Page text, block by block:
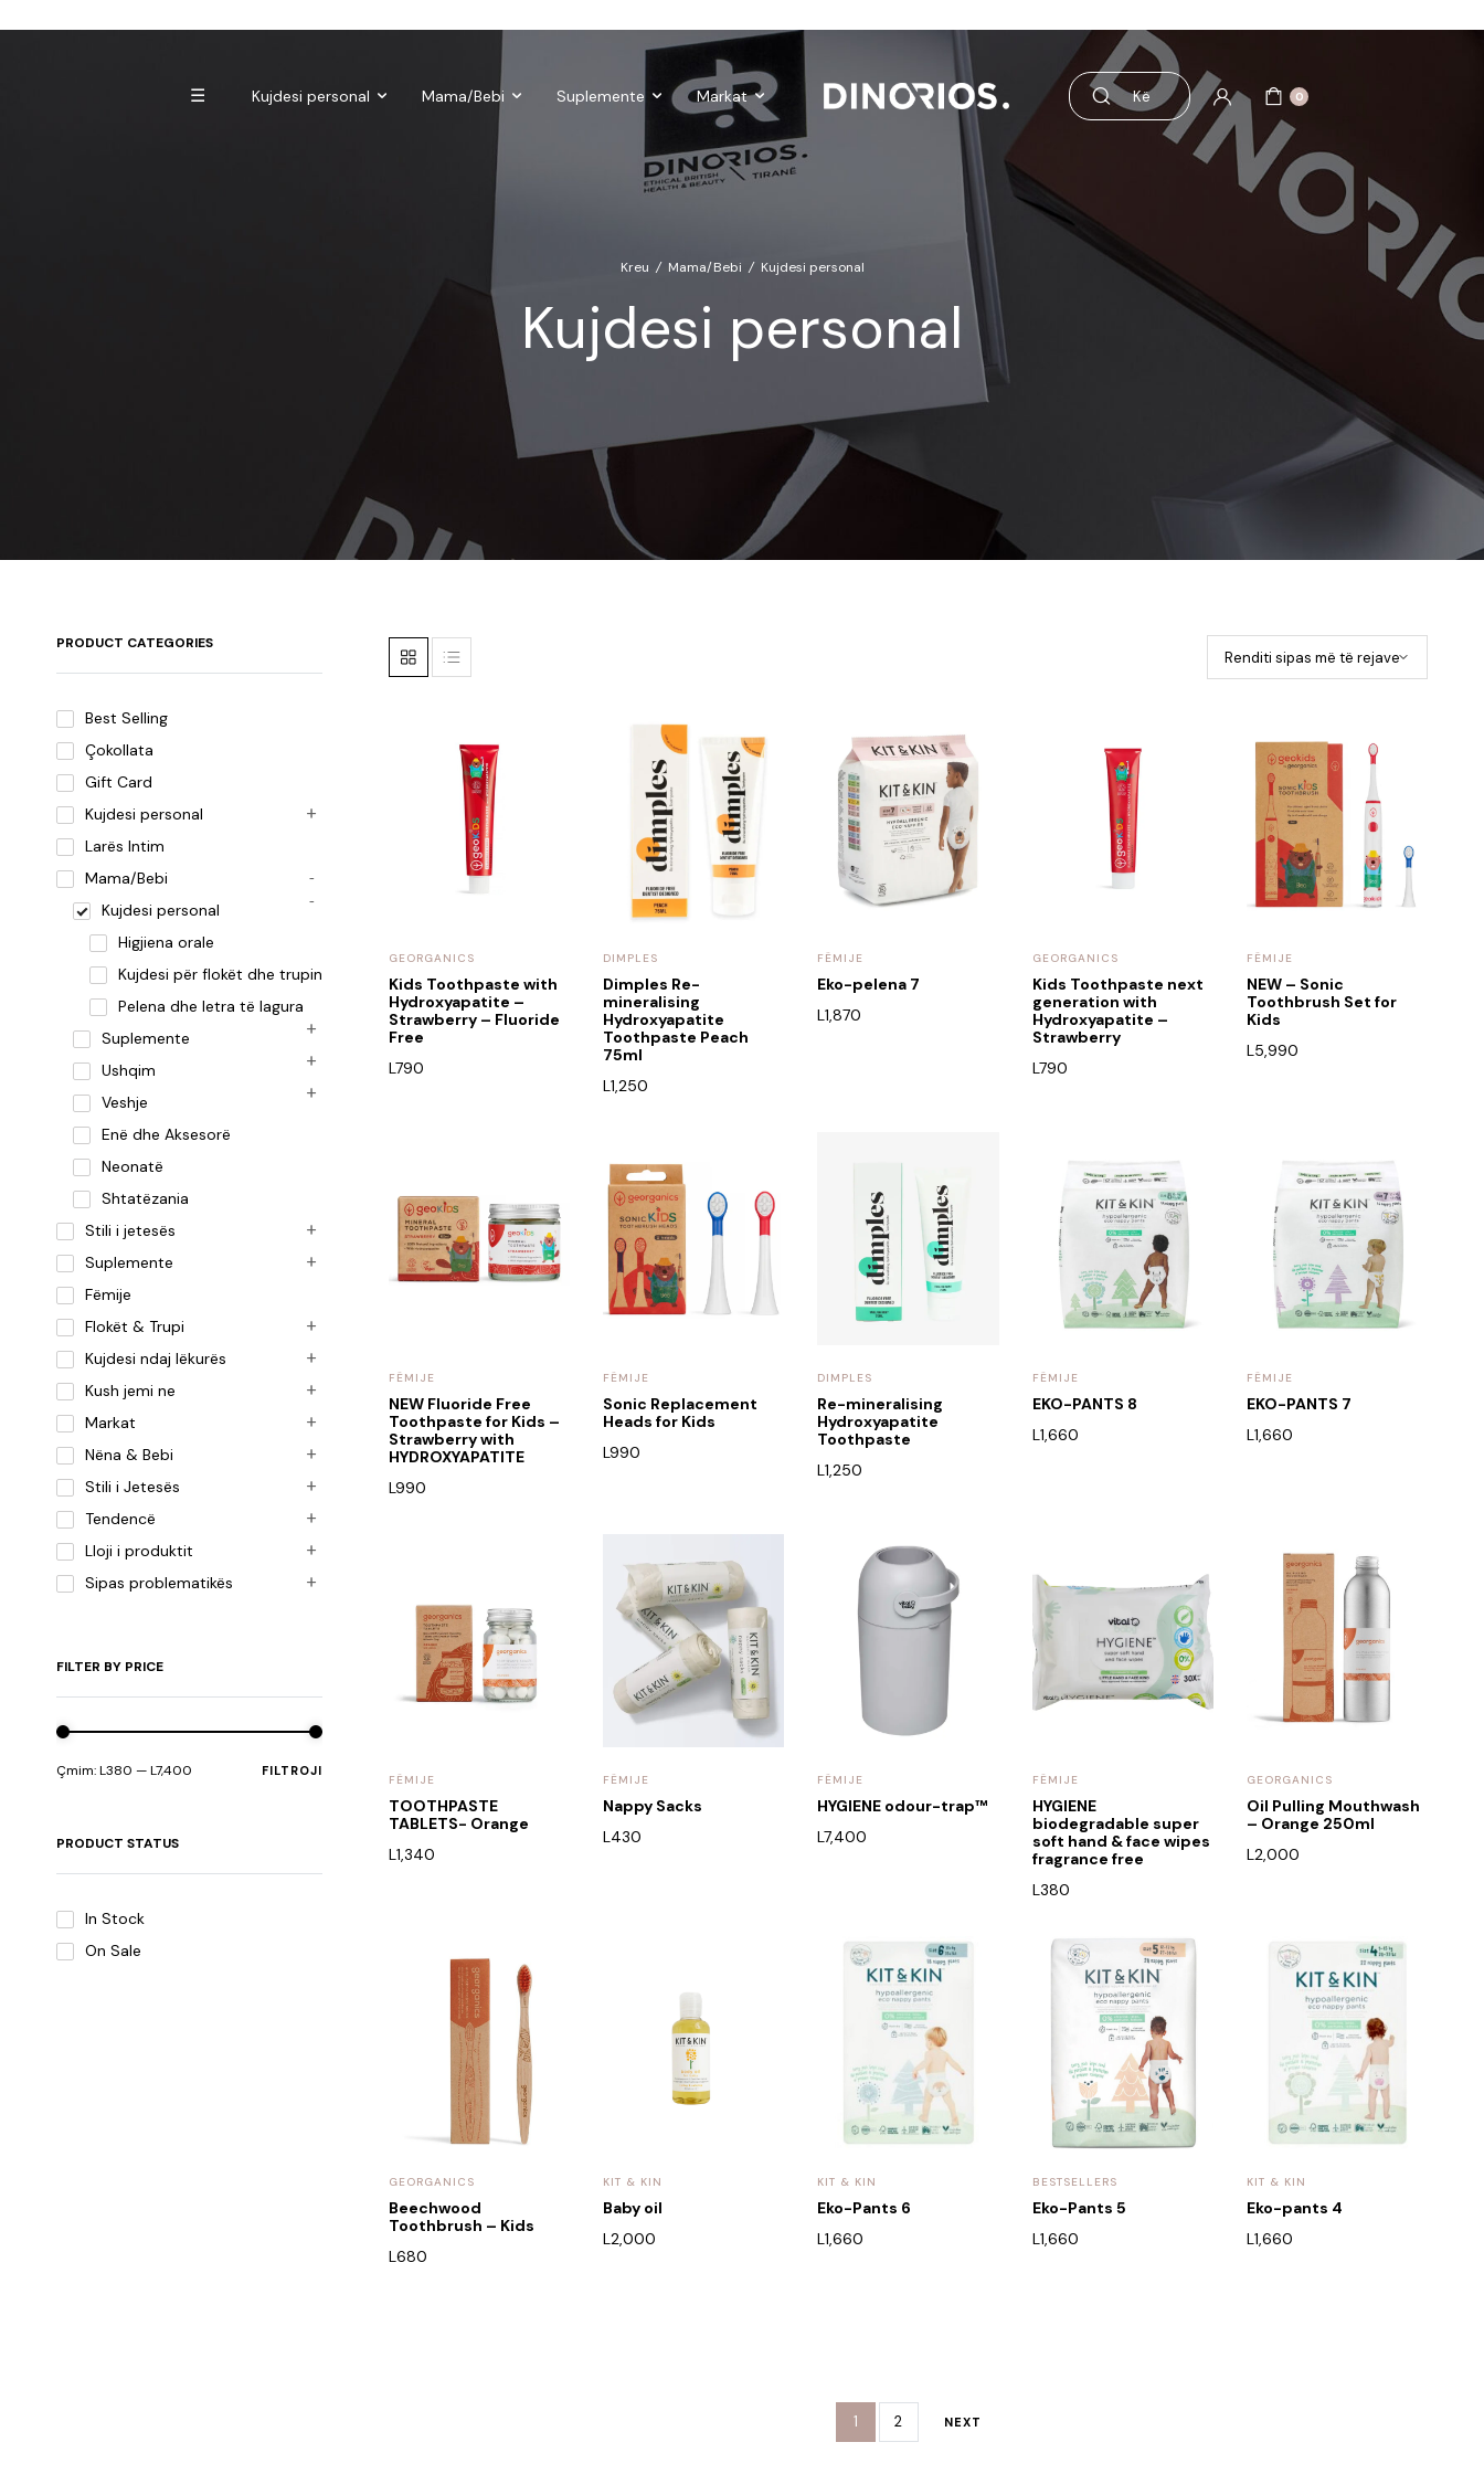
☰ Kujdesi personal Mama/Bebi Suplemente Markat 0
Kreu / Mama/Bebi / Kujdesi personal
Kujdesi personal
PRODUCT CATEGORIES
Best Selling
Çokollata
Gift Card
Kujdesi personal
Larës Intim
Mama/Bebi
Kujdesi personal
Higjiena orale
Kujdesi për flokët dhe trupin
Pelena dhe letra të lagura
Suplemente
Ushqim
Veshje
Enë dhe Aksesorë
Neonatë
Shtatëzania
Stili i jetesës
Suplemente
Fëmije
Flokët & Trupi
Kujdesi ndaj lëkurës
Kush jemi ne
Markat
Nëna & Bebi
Stili i Jetesës
Tendencë
Lloji i produktit
Sipas problematikës
FILTER BY PRICE
FILTROJI
Çmim:L380 —L7,400
PRODUCT STATUS
In Stock
On Sale
GEORGANICS
Kids Toothpaste with
Hydroxyapatite –
Strawberry – Fluoride
Free
L790
DIMPLES
Dimples Re-
mineralising
Hydroxyapatite
Toothpaste Peach
75ml
L1,250
FËMIJE
Eko-pelena 7
L1,870
GEORGANICS
Kids Toothpaste next
generation with
Hydroxyapatite –
Strawberry
L790
FËMIJE
NEW – Sonic
Toothbrush Set for
Kids
L5,990
FËMIJE
NEW Fluoride Free
Toothpaste for Kids –
Strawberry with
HYDROXYAPATITE
L990
FËMIJE
Sonic Replacement
Heads for Kids
L990
DIMPLES
Re-mineralising
Hydroxyapatite
Toothpaste
L1,250
FËMIJE
EKO-PANTS 8
L1,660
FËMIJE
EKO-PANTS 7
L1,660
FËMIJE
TOOTHPASTE
TABLETS- Orange
L1,340
FËMIJE
Nappy Sacks
L430
FËMIJE
HYGIENE odour-trap™
L7,400
FËMIJE
HYGIENE
biodegradable super
soft hand & face wipes
fragrance free
L380
GEORGANICS
Oil Pulling Mouthwash
– Orange 250ml
L2,000
GEORGANICS
Beechwood
Toothbrush – Kids
L680
KIT & KIN
Baby oil
L2,000
KIT & KIN
Eko-Pants 6
L1,660
BESTSELLERS
Eko-Pants 5
L1,660
KIT & KIN
Eko-pants 4
L1,660
1 2 NEXT